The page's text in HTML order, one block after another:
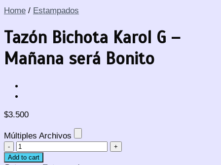
Home / Estampados
Tazón Bichota Karol G –
Mañana será Bonito
$3.500
Múltiples Archivos
Tazón
Bichota
Add to cart